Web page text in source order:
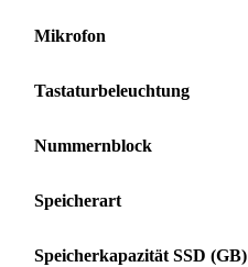
Mikrofon
Tastaturbeleuchtung
Nummernblock
Speicherart
Speicherkapazität SSD (GB)